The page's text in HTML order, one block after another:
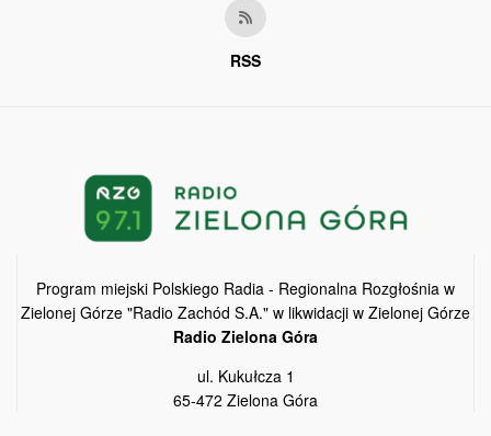
RSS
Program miejski Polskiego Radia - Regionalna Rozgłośnia w
Zielonej Górze "Radio Zachód S.A." w likwidacji w Zielonej Górze
Radio Zielona Góra
ul. Kukułcza 1
65-472 Zielona Góra